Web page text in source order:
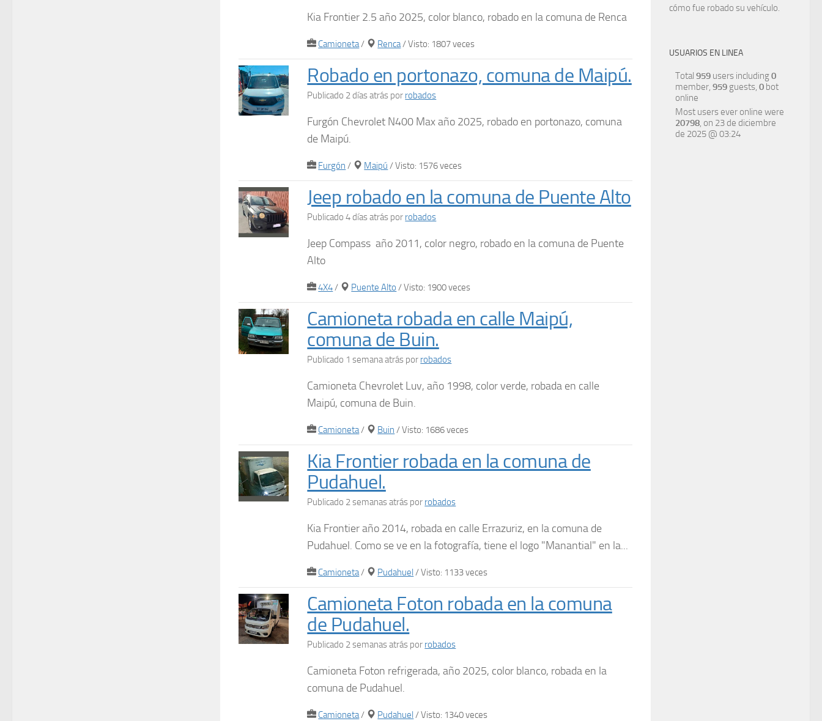
Kia Frontier 2.5 año 2025, color blanco, robado en la comuna de Renca
Camioneta/ Renca/ Visto: 1807 veces
Robado en portonazo, comuna de Maipú.
Publicado 2 días atrás por robados
Furgón Chevrolet N400 Max año 2025, robado en portonazo, comuna
de Maipú.
Furgón / Maipú / Visto: 1576 veces
Jeep robado en la comuna de Puente Alto
Publicado 4 días atrás por robados
Jeep Compass año 2011, color negro, robado en la comuna de Puente
Alto
4X4/ Puente Alto / Visto: 1900 veces
Camioneta robada en calle Maipú,
comuna de Buin.
Publicado 1 semana atrás por robados
Camioneta Chevrolet Luv, año 1998, color verde, robada en calle
Maipú, comuna de Buin.
Camioneta/ Buin / Visto: 1686 veces
Kia Frontier robada en la comuna de
Pudahuel.
Publicado 2 semanas atrás por robados
Kia Frontier año 2014, robada en calle Errazuriz, en la comuna de
Pudahuel. Como se ve en la fotografía, tiene el logo "Manantial" en la...
Camioneta/ Pudahuel / Visto: 1133 veces
Camioneta Foton robada en la comuna
de Pudahuel.
Publicado 2 semanas atrás por robados
Camioneta Foton refrigerada, año 2025, color blanco, robada en la
comuna de Pudahuel.
Camioneta/ Pudahuel / Visto: 1340 veces
cómo fue robado su vehículo.
USUARIOS EN LINEA
Total 959 users including0
member, 959 guests, 0 bot
online
Most users ever online were
20798, on 23 de diciembre
de 2025 @ 03:24